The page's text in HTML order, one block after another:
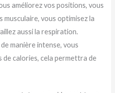
améliorez vos positions, vous
vous optimisez la
aussi la respiration.
manière intense, vous
de calories, cela permettra de